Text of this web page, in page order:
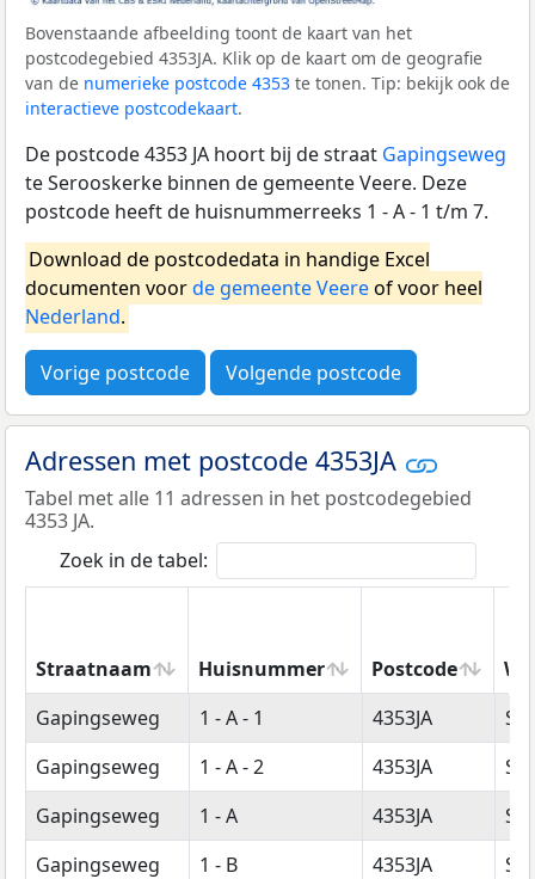
Bovenstaande afbeelding toont de kaart van het
postcodegebied 4353JA. Klik op de kaart om de geografie
van de numerieke postcode 4353 te tonen. Tip: bekijk ook de
interactieve postcodekaart.
De postcode 4353 JA hoort bij de straat Gapingseweg
te Serooskerke binnen de gemeente Veere. Deze
postcode heeft de huisnummerreeks 1 - A - 1 t/m 7.
Download de postcodedata in handige Excel
documenten voorde gemeente Veereof voor heel
Nederland.
Vorige postcode Volgende postcode
Adressen met postcode 4353JA
Tabel met alle 11 adressen in het postcodegebied
4353 JA.
Zoek in de tabel:
Straatnaam Huisnummer Postcode
Straatnaam
Huisnummer Postcode
Gapingseweg 1 - A - 1 4353JA
Gapingseweg
1 - A - 2 4353JA
Gapingseweg
1 - A 4353JA
Gapingseweg
1 - B 4353JA